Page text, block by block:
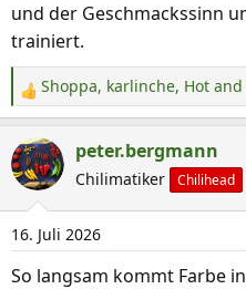
und der Geschmackssinn
trainiert.
R
e
a
k
t
i
o
n
Shoppa, karlinche, Hot and
peter.bergmann
Chilimatiker Chilihead
16. Juli 2026
So langsam kommt Farbe